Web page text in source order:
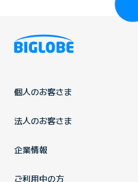
個人のお客さま
法人のお客さま
企業情報
ご利用中の方